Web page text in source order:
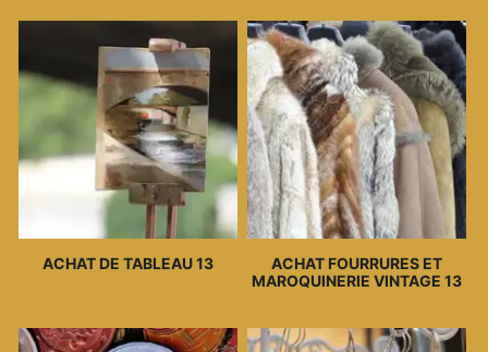
ACHAT DE TABLEAU 13
ACHAT FOURRURES ET
MAROQUINERIE VINTAGE 13